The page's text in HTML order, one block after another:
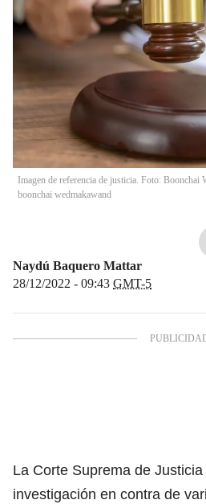
Imagen de referencia de justicia. Foto: Boonchai
boonchai wedmakawand
Naydú Baquero Mattar
28/12/2022 - 09:43 GMT-5
La Corte Suprema de
investigación en contra de